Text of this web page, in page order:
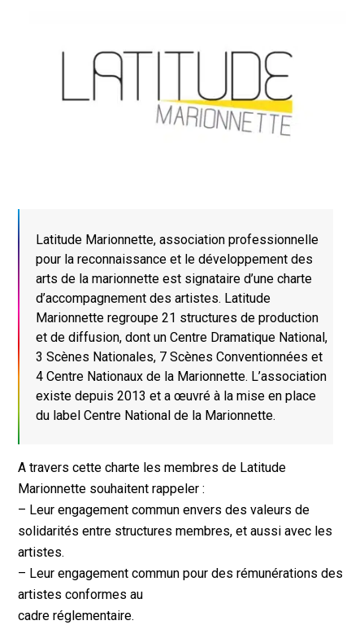
Latitude Marionnette, association professionnelle
pour la reconnaissance et le développement des
arts de la marionnette est signataire d’une charte
d’accompagnement des artistes. Latitude
Marionnette regroupe 21 structures de production
et de diffusion, dont un Centre Dramatique National,
3 Scènes Nationales, 7 Scènes Conventionnées et
4 Centre Nationaux de la Marionnette. L’association
existe depuis 2013 et a œuvré à la mise en place
du label Centre National de la Marionnette.
A travers cette charte les membres de Latitude
Marionnette souhaitent rappeler :
– Leur engagement commun envers des valeurs de
solidarités entre structures membres, et aussi avec les
artistes.
– Leur engagement commun pour des rémunérations des
artistes conformes au
cadre réglementaire.